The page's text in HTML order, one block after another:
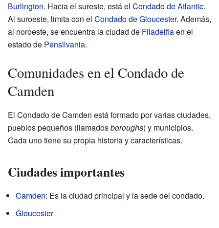
Burlington. Hacia el sureste, está el Condado de Atlantic.
Al suroeste, limita con el Condado de Gloucester. Además,
al noroeste, se encuentra la ciudad de Filadelfiaen el
estado de Pensilvania.
Comunidades en el Condado de
Camden
El Condado de Camden está formado por varias ciudades,
pueblos pequeños (llamadosboroughs) y municipios.
Cada uno tiene su propia historia y características.
Ciudades importantes
Camden: Es la ciudad principal y la sede del condado.
Gloucester